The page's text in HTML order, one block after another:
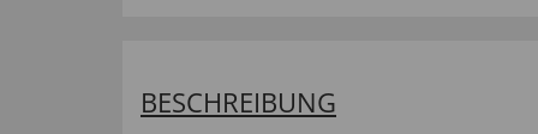
BESCHREIBUNG